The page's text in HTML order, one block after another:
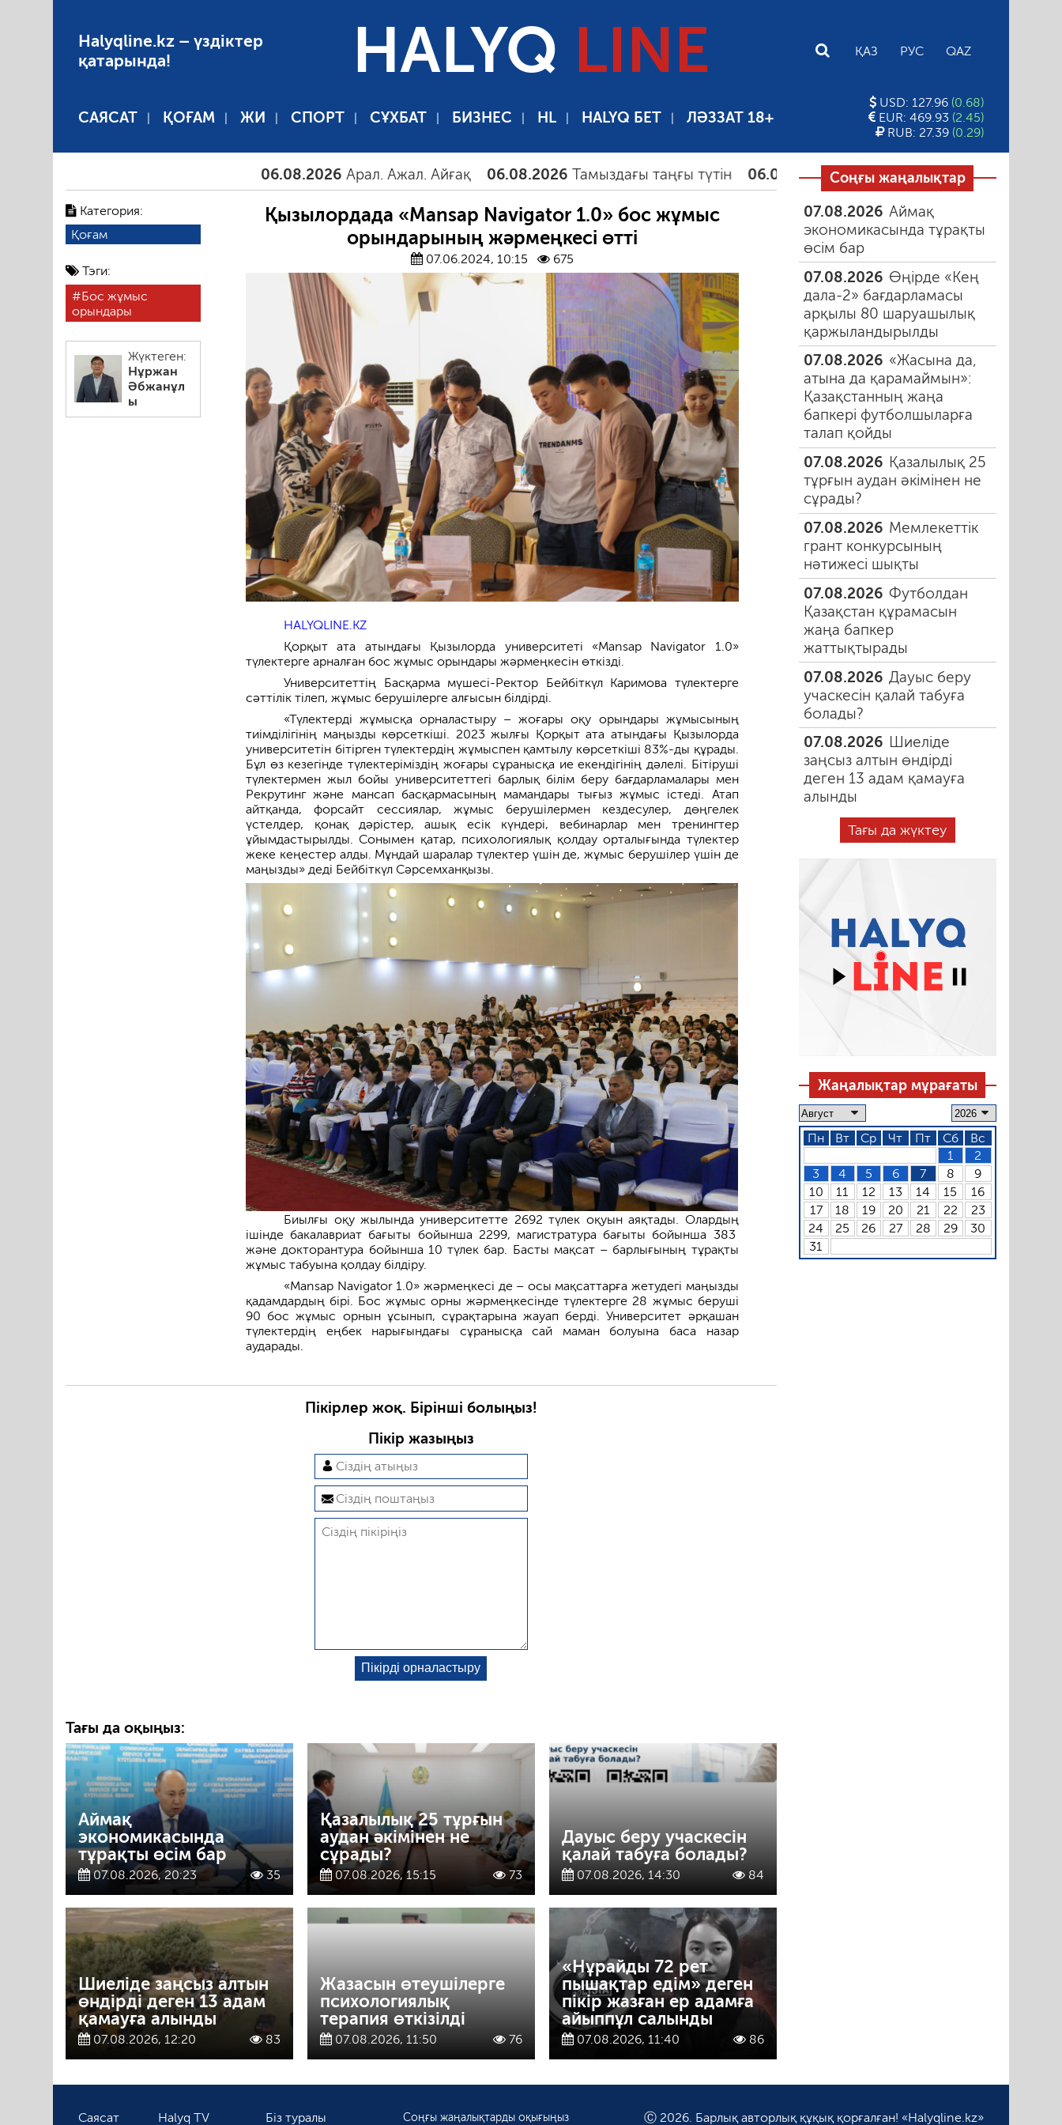
Halyqline.kz – үздіктер
қатарында!
HALYQ LINE ҚАЗ РУС QAZ
САЯСАТ ҚОҒАМ ЖИ СПОРТ СҰХБАТ БИЗНЕС HL HALYQ БЕТ ЛӘЗЗАТ 18+
USD: 127.96 (0.68)
EUR: 469.93 (2.45)
RUB: 27.39 (0.29)
06.08.2026 Арал. Ажал. Айғақ 06.08.2026 Тамыздағы таңғы түтін 06.08.2026 Құмарлық эпидемиясы 06.08.2026
Категория:
Қоғам
Тэги:
Бос жұмыс
орындары
Жүктеген:
Нұржан
Әбжанұл
ы
Қызылордада «Mansap Navigator 1.0» бос жұмыс
орындарының жәрмеңкесі өтті
07.06.2024, 10:15 675
HALYQLINE.KZ
Қорқыт ата атындағы Қызылорда университеті «Mansap Navigator 1.0»
түлектерге арналған бос жұмыс орындары жәрмеңкесін өткізді.
Университеттің Басқарма мүшесі-Ректор Бейбіткүл Каримова түлектерге
сәттілік тілеп, жұмыс берушілерге алғысын білдірді.
«Түлектерді жұмысқа орналастыру – жоғары оқу орындары жұмысының
тиімділігінің маңызды көрсеткіші. 2023 жылғы Қорқыт ата атындағы Қызылорда
университетін бітірген түлектердің жұмыспен қамтылу көрсеткіші 83%-ды құрады.
Бұл өз кезегінде түлектеріміздің жоғары сұранысқа ие екендігінің дәлелі. Бітіруші
түлектермен жыл бойы университеттегі барлық білім беру бағдарламалары мен
Рекрутинг және мансап басқармасының мамандары тығыз жұмыс істеді. Атап
айтқанда, форсайт сессиялар, жұмыс берушілермен кездесулер, дөңгелек
үстелдер, қонақ дәрістер, ашық есік күндері, вебинарлар мен тренингтер
ұйымдастырылды. Сонымен қатар, психологиялық қолдау орталығында түлектер
жеке кеңестер алды. Мұндай шаралар түлектер үшін де, жұмыс берушілер үшін де
маңызды» деді Бейбіткүл Сәрсемханқызы.
Биылғы оқу жылында университетте 2692 түлек оқуын аяқтады. Олардың
ішінде бакалавриат бағыты бойынша 2299, магистратура бағыты бойынша 383
және докторантура бойынша 10 түлек бар. Басты мақсат – барлығының тұрақты
жұмыс табуына қолдау білдіру.
«Mansap Navigator 1.0» жәрмеңкесі де – осы мақсаттарға жетудегі маңызды
қадамдардың бірі. Бос жұмыс орны жәрмеңкесінде түлектерге 28 жұмыс беруші
90 бос жұмыс орнын ұсынып, сұрақтарына жауап берді. Университет әрқашан
түлектердің еңбек нарығындағы сұранысқа сай маман болуына баса назар
аударады.
Пікірлер жоқ. Бірінші болыңыз!
Пікір жазыңыз
Тағы да оқыңыз:
Аймақ
экономикасында
тұрақты өсім бар
07.08.2026, 20:23 35
Қазалылық 25 тұрғын
аудан әкімінен не
сұрады?
07.08.2026, 15:15 73
Дауыс беру учаскесін
қалай табуға болады?
07.08.2026, 14:30 84
Шиеліде заңсыз алтын
өндірді деген 13 адам
қамауға алынды
07.08.2026, 12:20 83
Жазасын өтеушілерге
психологиялық
терапия өткізілді
07.08.2026, 11:50 76
«Нұрайды 72 рет
пышақтар едім» деген
пікір жазған ер адамға
айыппұл салынды
07.08.2026, 11:40 86
Соңғы жаңалықтар
07.08.2026 Аймақ
экономикасында тұрақты
өсім бар
07.08.2026 Өңірде «Кең
дала-2» бағдарламасы
арқылы 80 шаруашылық
қаржыландырылды
07.08.2026 «Жасына да,
атына да қарамаймын»:
Қазақстанның жаңа
бапкері футболшыларға
талап қойды
07.08.2026 Қазалылық 25
тұрғын аудан әкімінен не
сұрады?
07.08.2026 Мемлекеттік
грант конкурсының
нәтижесі шықты
07.08.2026 Футболдан
Қазақстан құрамасын
жаңа бапкер
жаттықтырады
07.08.2026 Дауыс беру
учаскесін қалай табуға
болады?
07.08.2026 Шиеліде
заңсыз алтын өндірді
деген 13 адам қамауға
алынды
Тағы да жүктеу
Жаңалықтар мұрағаты
Пн Вт Ср Чт Пт Сб
Вс
1
2
3
4 5 6 7 8
9
10
11 12 13 14 15
16
17
18 19 20 21 22
23
24
25 26 27 28 29
30
31
Саясат Halyq TV Біз туралы
Соңғы жаңалықтарды оқығыңыз
Ⓒ 2026. Барлық авторлық құқық қорғалған! «Halyqline.kz»